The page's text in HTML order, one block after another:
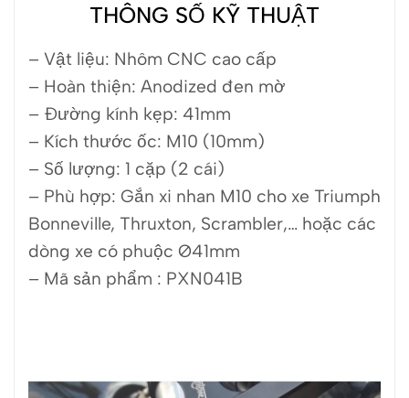
THÔNG SỐ KỸ THUẬT
– Vật liệu: Nhôm CNC cao cấp
– Hoàn thiện: Anodized đen mờ
– Đường kính kẹp: 41mm
– Kích thước ốc: M10 (10mm)
– Số lượng: 1 cặp (2 cái)
– Phù hợp: Gắn xi nhan M10 cho xe Triumph
Bonneville, Thruxton, Scrambler,… hoặc các
dòng xe có phuộc Ø41mm
– Mã sản phẩm : PXN041B